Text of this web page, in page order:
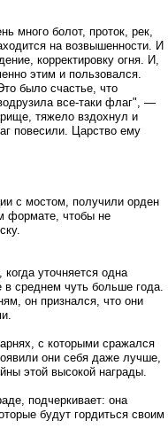
много болот, проток, рек,
на возвышенности. И
корректировку огня. И,
этим и пользовался.
было счастье, что
все-таки флаг", —
тяжело вздохнул и
повесили. Царство ему
с мостом, получили орден
формате, чтобы не
уточняется одна
среднем чуть больше года.
он признался, что они
с которыми сражался
они себя даже лучше,
этой высокой награды.
подчеркивает: она
будут гордиться своим